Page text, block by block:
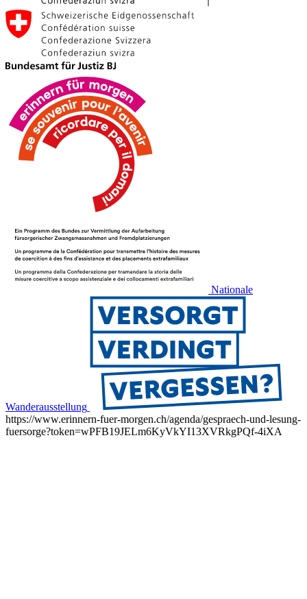
Nationale
Wanderausstellung
https://www.erinnern-fuer-morgen.ch/agenda/gespraech-und-lesung-
fuersorge?token=wPFB19JELm6KyVkYI13XVRkgPQf-4iXA